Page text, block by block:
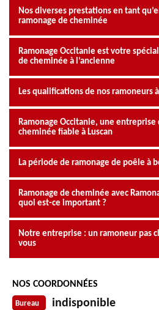
Nos diverses prestations en tant
ramonage de cheminée
Ramonage Occitanie est votre
de cheminée à l’ancienne
Les qualifications de nos ramoneurs
Ramonage Occitanie, une entreprise
cheminée fiable à Luscan
La période de ramonage de poêle à
Ramonage de cheminée avec
quoi est-ce important ?
Notre entreprise : un ramoneur pas
vous
NOS COORDONNÉES
Bureau indisponible